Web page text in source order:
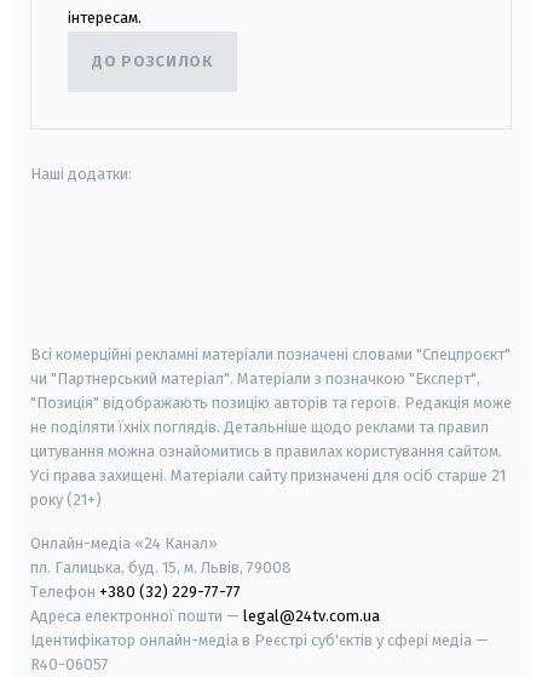
інтересам.
ДО РОЗСИЛОК
Наші додатки:
Всі комерційні рекламні матеріали позначені словами "Спецпроєкт"
чи "Партнерський матеріал". Матеріали з позначкою "Експерт",
"Позиція" відображають позицію авторів та героїв. Редакція може
не поділяти їхніх поглядів. Детальніше щодо реклами та правил
цитування можна ознайомитись в правилах користування сайтом.
Усі права захищені. Матеріали сайту призначені для осіб старше 21
року (21+)
Онлайн-медіа «24 Канал»
пл. Галицька, буд. 15, м. Львів, 79008
Телефон +380 (32) 229-77-77
Адреса електронної пошти — legal@24tv.com.ua
Ідентифікатор онлайн-медіа в Реєстрі суб'єктів у сфері медіа —
R40-06057